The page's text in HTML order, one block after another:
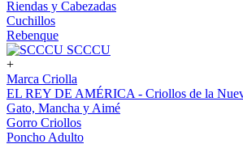
Riendas y Cabezadas
Cuchillos
Rebenque
SCCCU
+
Marca Criolla
EL REY DE AMÉRICA - Criollos de la
Gato, Mancha y Aimé
Gorro Criollos
Poncho Adulto